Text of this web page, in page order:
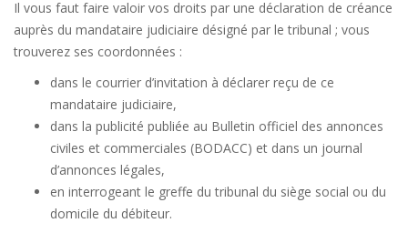
Il vous faut faire valoir vos droits par une déclaration de créance
auprès du mandataire judiciaire désigné par le tribunal ; vous
trouverez ses coordonnées :
dans le courrier d’invitation à déclarer reçu de ce
mandataire judiciaire,
dans la publicité publiée au Bulletin officiel des annonces
civiles et commerciales (BODACC) et dans un journal
d’annonces légales,
en interrogeant le greffe du tribunal du siège social ou du
domicile du débiteur.